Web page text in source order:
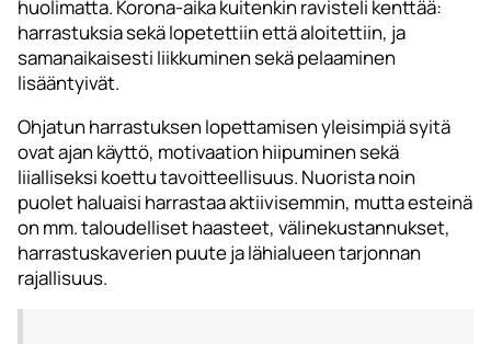
huolimatta. Korona-aika kuitenkin ravisteli kenttää:
harrastuksia sekä lopetettiin että aloitettiin, ja
samanaikaisesti liikkuminen sekä pelaaminen
lisääntyivät.
Ohjatun harrastuksen lopettamisen yleisimpiä syitä
ovat ajan käyttö, motivaation hiipuminen sekä
liialliseksi koettu tavoitteellisuus. Nuorista noin
puolet haluaisi harrastaa aktiivisemmin, mutta esteinä
on mm. taloudelliset haasteet, välinekustannukset,
harrastuskaverien puute ja lähialueen tarjonnan
rajallisuus.